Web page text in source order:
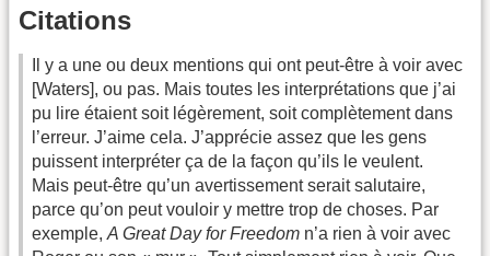
Citations
Il y a une ou deux mentions qui ont peut-être à voir avec
[Waters], ou pas. Mais toutes les interprétations que j’ai
pu lire étaient soit légèrement, soit complètement dans
l’erreur. J’aime cela. J’apprécie assez que les gens
puissent interpréter ça de la façon qu’ils le veulent.
Mais peut-être qu’un avertissement serait salutaire,
parce qu’on peut vouloir y mettre trop de choses. Par
exemple, A Great Day for Freedom n’a rien à voir avec